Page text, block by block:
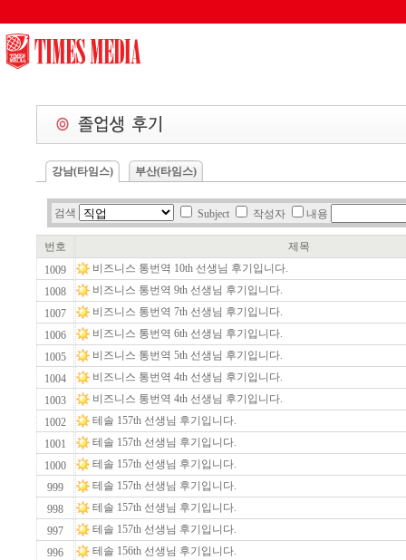
강남(타임스) 부산(타임스)
검색 Subject 작성자 내용
번호
제목
1009
비즈니스 통번역 10th 선생님 후기입니다.
1008
비즈니스 통번역 9th 선생님 후기입니다.
1007
비즈니스 통번역 7th 선생님 후기입니다.
1006
비즈니스 통번역 6th 선생님 후기입니다.
1005
비즈니스 통번역 5th 선생님 후기입니다.
1004
비즈니스 통번역 4th 선생님 후기입니다.
1003
비즈니스 통번역 4th 선생님 후기입니다.
1002
테솔 157th 선생님 후기입니다.
1001
테솔 157th 선생님 후기입니다.
1000
테솔 157th 선생님 후기입니다.
999
테솔 157th 선생님 후기입니다.
998
테솔 157th 선생님 후기입니다.
997
테솔 157th 선생님 후기입니다.
996
테솔 156th 선생님 후기입니다.